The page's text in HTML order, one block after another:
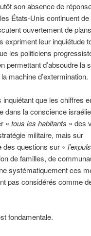
son absence de
États-Unis continuent de
ouvertement de
expriment leur inquiétude
les politiciens
permettant d’absoudre la
machine d’extermination.
inquiétant que les chiffres
dans la conscience
« tous les habitants » des
militaire, mais sur
des questions sur «
de familles, de
systématiquement ces
pas considérés comme
fondamentale.